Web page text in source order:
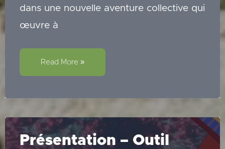
dans une nouvelle aventure collective qui
œuvre à
!
Les
cartes
Read More »
Présentation – Outil